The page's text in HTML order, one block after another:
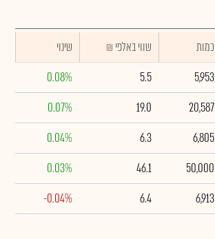
כמות ₪ שווי באלפי
שינוי
5,953
5.5
0.08%
20,587
19.0
0.07%
6,805
6.3
0.04%
50,000
46.1
0.03%
6,913
6.4
-0.04%